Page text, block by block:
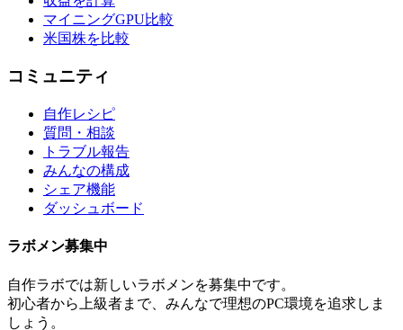
マイニングGPU比較
米国株を比較
コミュニティ
自作レシピ
質問・相談
トラブル報告
みんなの構成
シェア機能
ダッシュボード
ラボメン募集中
自作ラボでは新しいラボメンを募集中です。
初心者から上級者まで、みんなで理想のPC環境を追求しま
しょう。